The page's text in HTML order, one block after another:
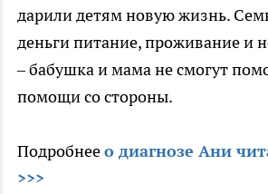
дарили детям новую жизнь.
деньги питание, проживание и
– бабушка и мама не смогут
помощи со стороны.
Подробнеео диагнозе Ани
>>>